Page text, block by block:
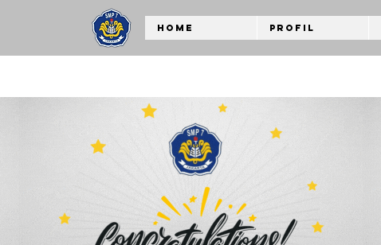
Home Profil